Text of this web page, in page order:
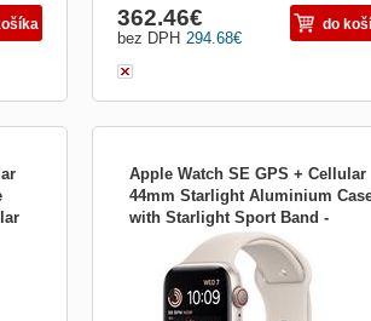
294.68€
bez DPH
362.46€ do
Apple Watch SE GPS + Cellular
44mm Starlight Aluminium
with Starlight Sport Band -
Regular mnpt3cs/a
Apple Watch SE GPS + Cellular 44 mm;
Sportovní chytré hodinky Apple Watch SE
nabízí 1,78&quot; dotykový displej s
tvrzeným IonX sklíčkem. Samotné
pouzdro pak je vyrobeno z hliníku , což
zaručí odolnost...